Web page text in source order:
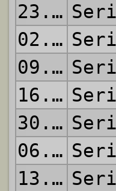
23.02.1958
02.03.1958
09.03.1958
16.03.1958
30.03.1958
06.04.1958
13.04.1958